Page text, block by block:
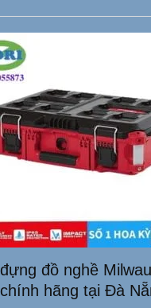
đồ nghề
chính hãng tại Đà